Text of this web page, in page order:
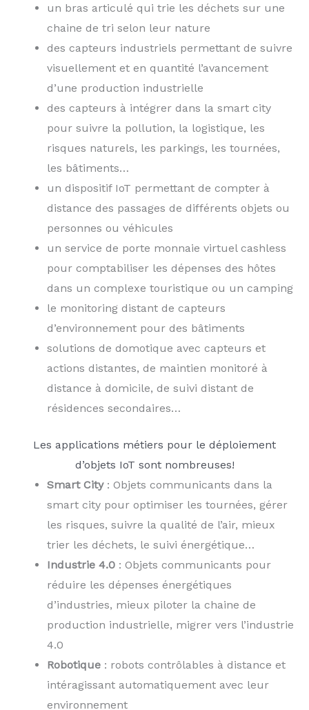
un bras articulé qui trie les déchets sur une
chaine de tri selon leur nature
des capteurs industriels permettant de suivre
visuellement et en quantité l’avancement
d’une production industrielle
des capteurs à intégrer dans la smart city
pour suivre la pollution, la logistique, les
risques naturels, les parkings, les tournées,
les bâtiments…
un dispositif IoT permettant de compter à
distance des passages de différents objets ou
personnes ou véhicules
un service de porte monnaie virtuel cashless
pour comptabiliser les dépenses des hôtes
dans un complexe touristique ou un camping
le monitoring distant de capteurs
d’environnement pour des bâtiments
solutions de domotique avec capteurs et
actions distantes, de maintien monitoré à
distance à domicile, de suivi distant de
résidences secondaires…
Les applications métiers pour le déploiement
d’objets IoT sont nombreuses!
Smart City : Objets communicants dans la
smart city pour optimiser les tournées, gérer
les risques, suivre la qualité de l’air, mieux
trier les déchets, le suivi énergétique…
Industrie 4.0 : Objets communicants pour
réduire les dépenses énergétiques
d’industries, mieux piloter la chaine de
production industrielle, migrer vers l’industrie
4.0
Robotique : robots contrôlables à distance et
intéragissant automatiquement avec leur
environnement